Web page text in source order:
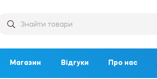
Магазин Відгуки Про нас